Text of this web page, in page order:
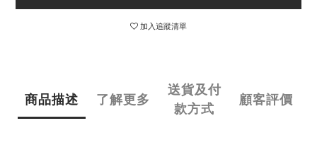
加入追蹤清單
商品描述 了解更多
送貨及付
款方式
顧客評價